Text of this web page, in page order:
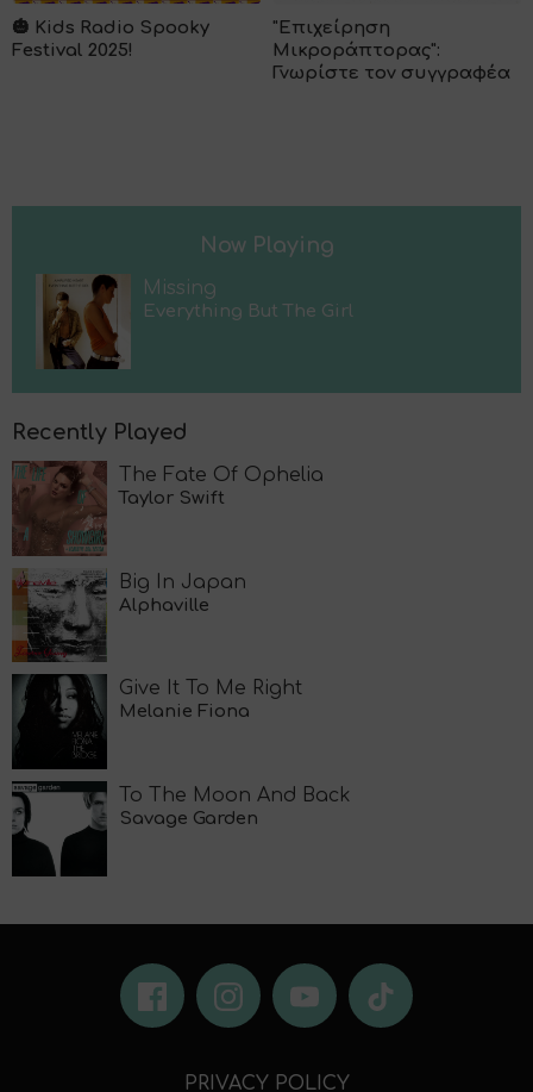
🎃 Kids Radio Spooky
Festival 2025!
"Επιχείρηση
Μικροράπτορας":
Γνωρίστε τον συγγραφέα
Now Playing
Missing
Everything But The Girl
Recently Played
The Fate Of Ophelia
Taylor Swift
Big In Japan
Alphaville
Give It To Me Right
Melanie Fiona
To The Moon And Back
Savage Garden
PRIVACY POLICY